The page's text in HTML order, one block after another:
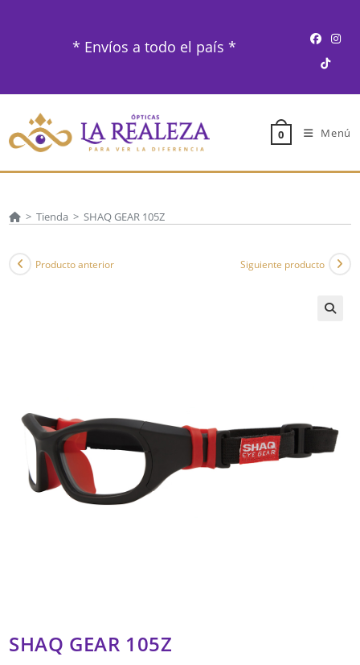
* Envíos a todo el país *
0 Menú
> Tienda > SHAQ GEAR 105Z
Producto anterior Siguiente producto
SHAQ GEAR 105Z